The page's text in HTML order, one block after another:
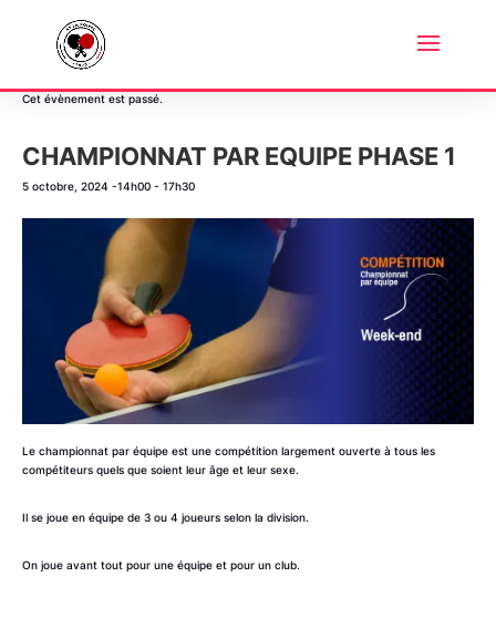
« Tous les Évènements
Cet évènement est passé.
CHAMPIONNAT PAR EQUIPE PHASE 1
5 octobre, 2024 -14h00 - 17h30
Le championnat par équipe est une compétition largement ouverte à tous les
compétiteurs quels que soient leur âge et leur sexe.
Il se joue en équipe de 3 ou 4 joueurs selon la division.
On joue avant tout pour une équipe et pour un club.